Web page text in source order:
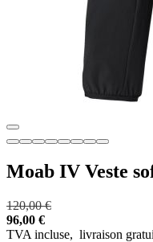
Moab IV Veste
120,00 €
96,00 €
TVA incluse, livraison